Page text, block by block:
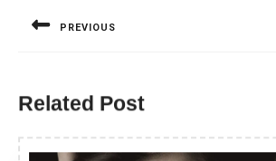
PREVIOUS
Related Post